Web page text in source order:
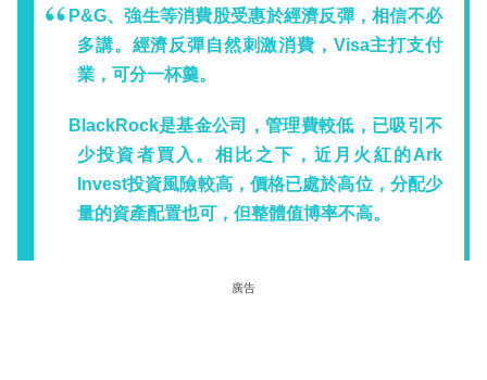
P&G、強生等消費股受惠於經濟反彈，相信不必
多講。經濟反彈自然刺激消費，Visa主打支付
業，可分一杯羹。
BlackRock是基金公司，管理費較低，已吸引不
少投資者買入。相比之下，近月火紅的Ark
Invest投資風險較高，價格已處於高位，分配少
量的資產配置也可，但整體值博率不高。
廣告